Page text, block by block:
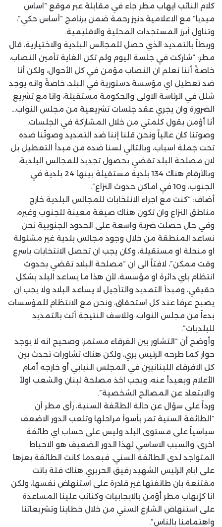
كلام النائب ايهاب مطر جاء في مقابلة عبر موقع “اساس
ميديا” مع الاعلامية دنيز رحمة ضمن برنامج “أساس حكي”،
وتناول أبرز المستجدات المحلية والاقليمية.
وربطاً بالتمديد الذي حصل للمجالس البلدية والاختيارية، قال
مطر: “شاركت في جلسة اليوم ولم تكن الغاية تأمين النصاب،
خاصةً أننا نعلم ان النصاب مؤمن في كل الأحوال، ولكن أنا
ضد تعطيل اي مؤسسة دستورية في البلد، خاصةً وانه يوجد
شلل في الرئاسة الاولى والحكومة مستقيلة، وانا مع تشريع
الضرورة وان يجري عقد جلسات تشريعية من مجلس النواب…
أنا أؤمن بقول كلمتي من خلال المشاركة في الجلسات.
وصوتنا كان عالياً ونحن قلنا إننا ضد التمديد وصوتّنا ضده
تحت جملة اسباب، وبالتالي لسنا ضده من مبدأ التعطيل بل
لان مصلحة البلد تقضي بحصول تجديد للمجالس البلدية،
وبالأرقام هناك 134 بلدية مستقيلة بينها 24 بلدية في
الجنوب، و10 في اماكن حدوث النزاع”.
أضاف: “كنت مع اجراء الانتخابات للمجالس البلدية خارج
مناطق النزاع وان تكون هناك صيغة معينة للجنوب وغيره،
وفي حال حصلت ضربة واسعة على الحدود الجنوبية نحن
نساعد المنطقة من خلال وجود مجالس بلدية غير مشلولة
او منحلة او مستقيلة، وكان يجب ان تحصل الانتخابات باسرع
وقت ممكن”، لافتاً الى ان “مصلحة البلاد تقضي بحدوث
انتظام باي دائرة او مؤسسة، لأن هذا ما يساعد البلد بشكل
حقيقي، ومبدأ التمديد والتأجيل لا يساعد البلاد ولا يجب ان
يصبح عرفا عند كل استحقاق، ونحن مع الانتظام للمؤسسات
بدءاً من مجلس النواب، وللاسف النتيجة أتت بالتمديد
للبلديات”.
وأوضح أن “التشاور بين الفرقاء مستمر، وصحيح انه لا يوجد
حوار كما طرحه الرئيس بري، ولكن هناك تشاورات تحدث بين
كل الافرقاء اللبنانيين في المجلس النيابي أو خارجه أمام
الأعلام وبعيدأ عنه، ويجب اخذ مصلحة لبنان والشعب اولاً
والابتعاد عن المصالح الشخصية”.
ورداً على سؤال عن حالة الطائفة السنية، رأى مطر أن
“الطائفة السنية تمر بأسوأ مراحلها وتلعب الدور الاضعف
سياسياً على مستوى البلد وليس على حساب اي طائفة
اخرى، والسبب الاساسي لهذا الدور الضعيف هو الاحباط
المتواجد لدى الطائفة السني. فبعدما كانت الطائفة بعزها
على ايام الرئيس الشهيد رفيق الحريري هناك فئة باتت
مقتنعة بان طائفتها غير قادرة على استنهاض نفسها، ولكن
انا كإيهاب مطر أؤمن بالايجابيات وكنائب علينا المساعدة
على استنهاض الشارع السني من خلال خطابنا وتشريعاتنا
واهتمامنا بالناس”.